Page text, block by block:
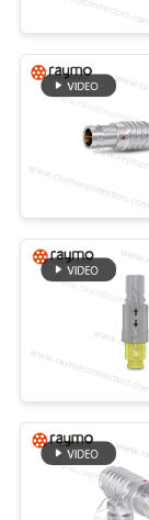
साइटमैप
PRIVACY
POLICY